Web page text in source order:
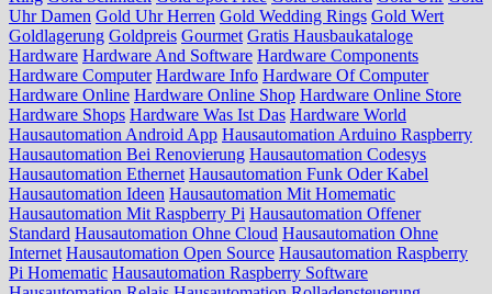
Uhr Damen Gold Uhr Herren Gold Wedding Rings Gold Wert
Goldlagerung Goldpreis Gourmet Gratis Hausbaukataloge
Hardware Hardware And Software Hardware Components
Hardware Computer Hardware Info Hardware Of Computer
Hardware Online Hardware Online Shop Hardware Online Store
Hardware Shops Hardware Was Ist Das Hardware World
Hausautomation Android App Hausautomation Arduino Raspberry
Hausautomation Bei Renovierung Hausautomation Codesys
Hausautomation Ethernet Hausautomation Funk Oder Kabel
Hausautomation Ideen Hausautomation Mit Homematic
Hausautomation Mit Raspberry Pi Hausautomation Offener
Standard Hausautomation Ohne Cloud Hausautomation Ohne
Internet Hausautomation Open Source Hausautomation Raspberry
Pi Homematic Hausautomation Raspberry Software